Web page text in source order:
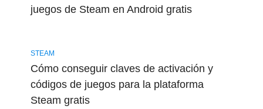
juegos de Steam en Android gratis
STEAM
Cómo conseguir claves de activación y
códigos de juegos para la plataforma
Steam gratis